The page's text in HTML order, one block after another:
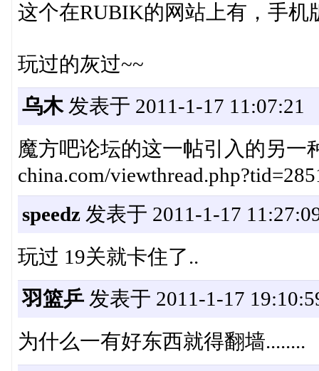
这个在RUBIK的网站上有，手机
玩过的灰过~~
乌木发表于 2011-1-17 11:07:21
魔方吧论坛的这一帖引入的另一
china.com/
speedz发表于 2011-1-17
玩过 19关就卡住了..
羽篮乒发表于 2011-1-17
为什么一有好东西就得翻墙........